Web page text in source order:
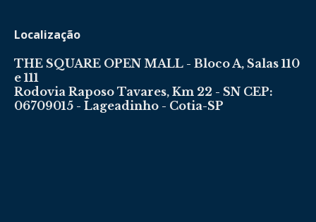
Localização
THE SQUARE OPEN MALL - Bloco A, Salas 110
e 111
Rodovia Raposo Tavares, Km 22 - SN CEP:
06709015 - Lageadinho - Cotia-SP